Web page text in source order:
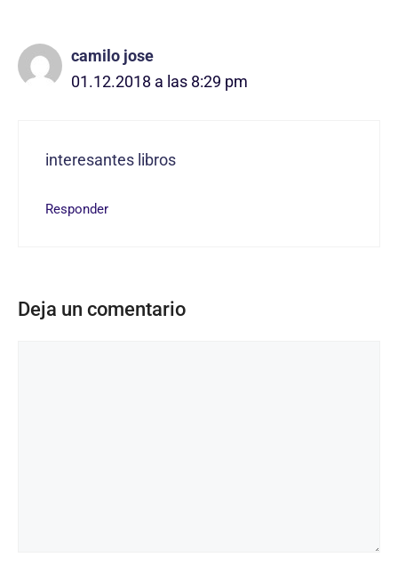
camilo jose
01.12.2018 a las 8:29 pm
interesantes libros
Responder
Deja un comentario